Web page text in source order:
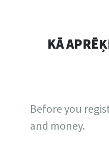
KĀ
Before you
and money.